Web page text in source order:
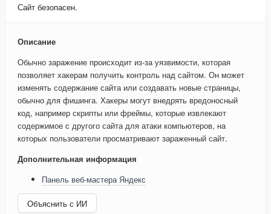
Сайт безопасен.
Описание
Обычно заражение происходит из-за уязвимости, которая
позволяет хакерам получить контроль над сайтом. Он может
изменять содержание сайта или создавать новые страницы,
обычно для фишинга. Хакеры могут внедрять вредоносный
код, например скрипты или фреймы, которые извлекают
содержимое с другого сайта для атаки компьютеров, на
которых пользователи просматривают зараженный сайт.
Дополнительная информация
Панель веб-мастера Яндекс
Объяснить с ИИ